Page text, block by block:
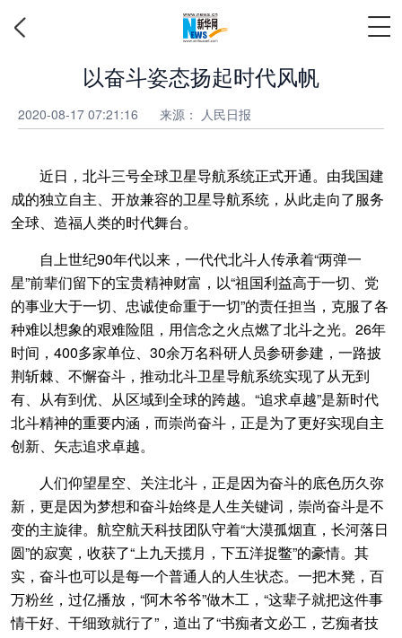
以奋斗姿态扬起时代风帆
2020-08-17 07:21:16 来源： 人民日报
近日，北斗三号全球卫星导航系统正式开通。由我国建
成的独立自主、开放兼容的卫星导航系统，从此走向了服务
全球、造福人类的时代舞台。
自上世纪90年代以来，一代代北斗人传承着“两弹一
星”前辈们留下的宝贵精神财富，以“祖国利益高于一切、党
的事业大于一切、忠诚使命重于一切”的责任担当，克服了各
种难以想象的艰难险阻，用信念之火点燃了北斗之光。26年
时间，400多家单位、30余万名科研人员参研参建，一路披
荆斩棘、不懈奋斗，推动北斗卫星导航系统实现了从无到
有、从有到优、从区域到全球的跨越。“追求卓越”是新时代
北斗精神的重要内涵，而崇尚奋斗，正是为了更好实现自主
创新、矢志追求卓越。
人们仰望星空、关注北斗，正是因为奋斗的底色历久弥
新，更是因为梦想和奋斗始终是人生关键词，崇尚奋斗是不
变的主旋律。航空航天科技团队守着“大漠孤烟直，长河落日
圆”的寂寞，收获了“上九天揽月，下五洋捉鳖”的豪情。其
实，奋斗也可以是每一个普通人的人生状态。一把木凳，百
万粉丝，过亿播放，“阿木爷爷”做木工，“这辈子就把这件事
情干好、干细致就行了”，道出了“书痴者文必工，艺痴者技